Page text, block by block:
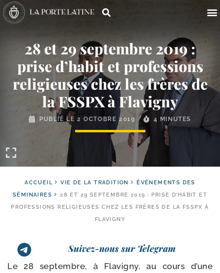
28 et 29 septembre 2019 :
prise d’habit et professions
religieuses chez les frères de
la FSSPX à Flavigny
PUBLIÉ LE2 OCTOBRE 2019 4 MINUTES
ACCUEIL VIE DE LA TRADITION
ÉVÉNEMENTS DES
SÉMINAIRES
28 ET 29 SEPTEMBRE 2019 : PRISE D’HABIT ET
PROFESSIONS RELIGIEUSES CHEZ LES FRÈRES DE LA FSSPX À
FLAVIGNY
Suivez-nous sur Telegram
Le 28 sep­tembre, à Flavigny, au cours d’une